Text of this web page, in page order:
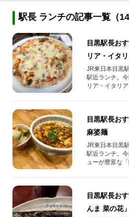
駅長 ランチの記事一覧（14
目黒駅長お
リア・イタ
やパスタなど
JR東日本目黒
駅近ランチ。
リア・イタリア
目黒駅長お
麻婆麺
JR東日本目黒
駅近ランチ。
ューが豊富な「
目黒駅長お
んま 菜の花